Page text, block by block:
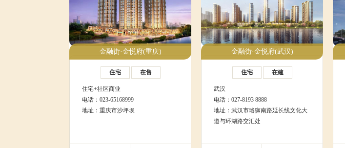
住宅 在售
住宅+社区商业
电话：023-65168999
地址：重庆市沙坪坝
金融街·金悦府(重庆)
住宅 在建
武汉
电话：027-8193 8888
地址：武汉市珞狮南路延长线文化大
道与环湖路交汇处
金融街·金悦府(武汉)